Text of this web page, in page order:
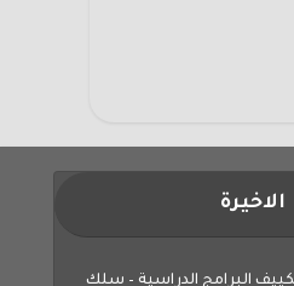
الاخيرة
البرامج الدراسية – سلك